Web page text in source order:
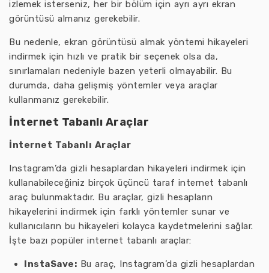
izlemek isterseniz, her bir bölüm için ayrı ayrı ekran
görüntüsü almanız gerekebilir.
Bu nedenle, ekran görüntüsü almak yöntemi hikayeleri
indirmek için hızlı ve pratik bir seçenek olsa da,
sınırlamaları nedeniyle bazen yeterli olmayabilir. Bu
durumda, daha gelişmiş yöntemler veya araçlar
kullanmanız gerekebilir.
İnternet Tabanlı Araçlar
İnternet Tabanlı Araçlar
Instagram’da gizli hesaplardan hikayeleri indirmek için
kullanabileceğiniz birçok üçüncü taraf internet tabanlı
araç bulunmaktadır. Bu araçlar, gizli hesapların
hikayelerini indirmek için farklı yöntemler sunar ve
kullanıcıların bu hikayeleri kolayca kaydetmelerini sağlar.
İşte bazı popüler internet tabanlı araçlar:
InstaSave: Bu araç, Instagram’da gizli hesaplardan